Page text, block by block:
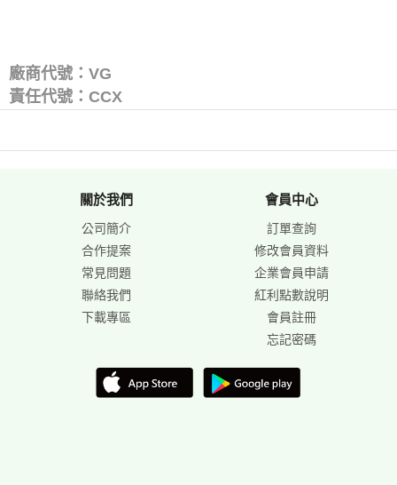
廠商代號：VG
責任代號：CCX
關於我們
公司簡介
合作提案
常見問題
聯絡我們
下載專區
會員中心
訂單查詢
修改會員資料
企業會員申請
紅利點數說明
會員註冊
忘記密碼